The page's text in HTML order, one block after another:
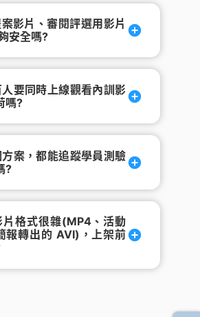
影片、審閱評選用影片
安全嗎?
要同時上線觀看內訓影
嗎?
案，都能追蹤學員測驗
?
格式很雜(MP4、活動
報轉出的 AVI)，上架前